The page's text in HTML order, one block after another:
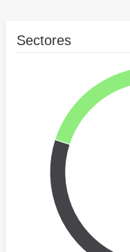
Sectores